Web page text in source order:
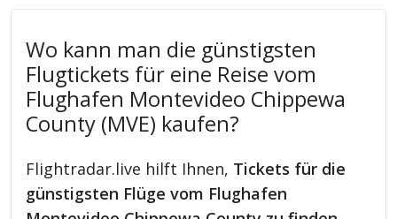
Wo kann man die günstigsten
Flugtickets für eine Reise vom
Flughafen Montevideo Chippewa
County (MVE) kaufen?
Flightradar.live hilft Ihnen, Tickets für die
günstigsten Flüge vom Flughafen